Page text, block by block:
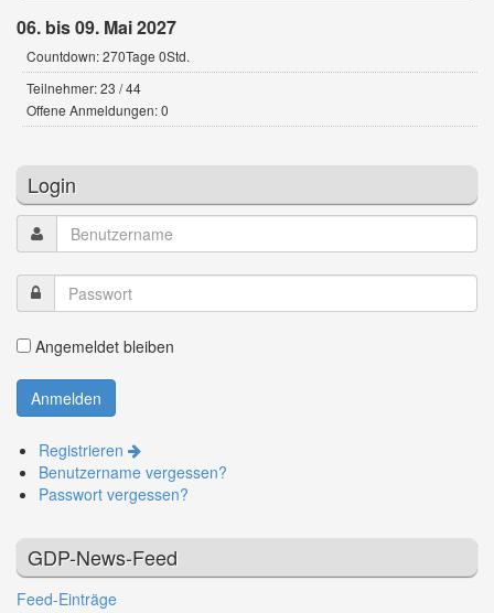
06. bis 09. Mai 2027
Countdown: 270Tage 0Std.
Teilnehmer: 23 / 44
Offene Anmeldungen: 0
Login
Angemeldet bleiben
Registrieren
Benutzername vergessen?
Passwort vergessen?
GDP-News-Feed
Feed-Einträge